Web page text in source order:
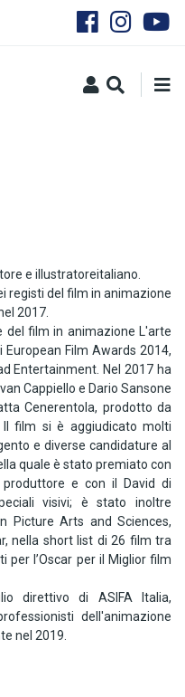
e illustratoreitaliano.
registi del film in animazione
2017.
film in animazione L'arte
Film Awards 2014,
Entertainment. Nel 2017 ha
Cappiello e Dario Sansone
Cenerentola, prodotto da
film si è aggiudicato molti
e diverse candidature al
quale è stato premiato con
e con il David di
visivi; è stato inoltre
Picture Arts and Sciences,
nella short list di 26 film tra
per l’Oscar per il Miglior film
direttivo di ASIFA Italia,
dell'animazione
nel 2019.